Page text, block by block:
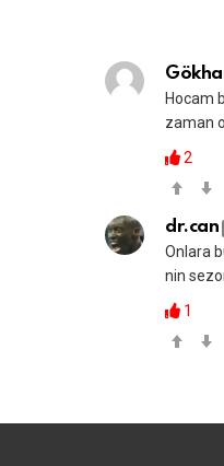
Hocam
zaman
2
dr.can
Onlara
nin
1